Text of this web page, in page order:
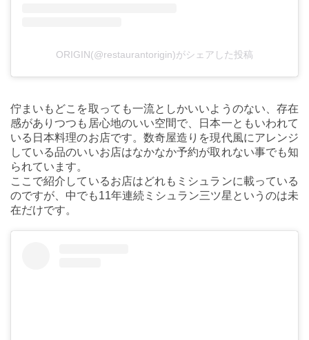
ORIGIN(@restaurantorigin)がシェアした投稿
佇まいもどこを取っても一流としかいいようのない、存在
感がありつつも居心地のいい空間で、日本一ともいわれて
いる日本料理のお店です。数奇屋造りを現代風にアレンジ
している品のいいお店はなかなか予約が取れない事でも知
られています。
ここで紹介しているお店はどれもミシュランに載っている
のですが、中でも11年連続ミシュラン三ツ星というのは未
在だけです。